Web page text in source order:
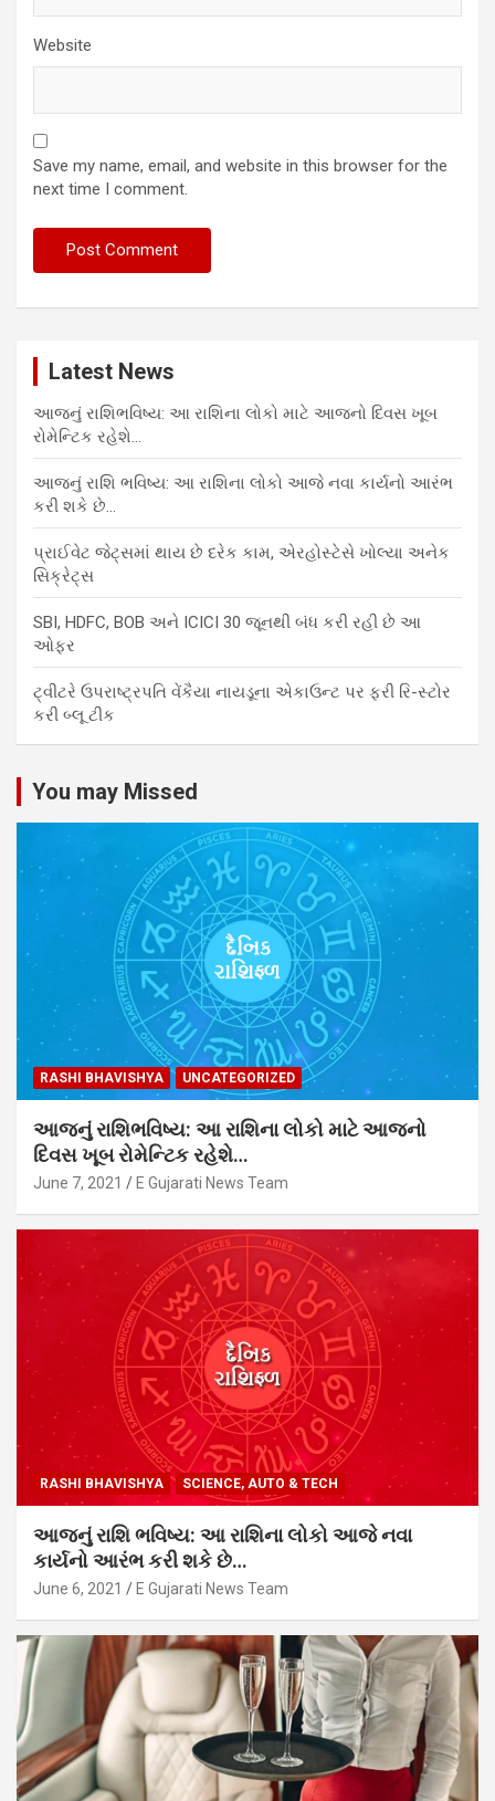
Website
Save my name, email, and website in this browser for the
next time I comment.
Latest News
આજનું રાશિભવિષ્ય: આ રાશિના લોકો માટે આજનો દિવસ ખૂબ
રોમેન્ટિક રહેશે…
આજનું રાશિ ભવિષ્ય: આ રાશિના લોકો આજે નવા કાર્યનો આરંભ
કરી શકે છે…
પ્રાઈવેટ જેટ્સમાં થાય છે દરેક કામ, એરહોસ્ટેસે ખોલ્યા અનેક
સિક્રેટ્સ
SBI, HDFC, BOB અને ICICI 30 જૂનથી બંધ કરી રહી છે આ
ઓફર
ટ્વીટરે ઉપરાષ્ટ્રપતિ વેંકૈયા નાયડૂના એકાઉન્ટ પર ફરી રિ-સ્ટોર
કરી બ્લૂ ટીક
You may Missed
RASHI BHAVISHYA UNCATEGORIZED
આજનું રાશિભવિષ્ય: આ રાશિના લોકો માટે આજનો
દિવસ ખૂબ રોમેન્ટિક રહેશે…
June 7, 2021 E Gujarati News Team
RASHI BHAVISHYA SCIENCE, AUTO & TECH
આજનું રાશિ ભવિષ્ય: આ રાશિના લોકો આજે નવા
કાર્યનો આરંભ કરી શકે છે…
June 6, 2021 E Gujarati News Team